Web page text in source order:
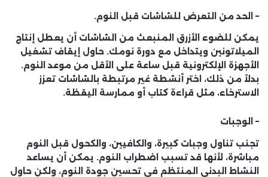
– الحد من التعرض للشاشات قبل النوم.
يمكن للضوء الأزرق المنبعث من الشاشات أن يعطل إنتاج
الميلاتونين ويتداخل مع دورة نومك. حاول إيقاف تشغيل
الأجهزة الإلكترونية قبل ساعة على الأقل من موعد النوم.
بدلاً من ذلك، اختر أنشطة غير مرتبطة بالشاشات تعزز
الاسترخاء، مثل قراءة كتاب أو ممارسة اليقظة.
– الوجبات
تجنب تناول وجبات كبيرة، والكافيين، والكحول قبل النوم
مباشرة، لأنها قد تسبب اضطراب النوم. يمكن أن يساعد
النشاط البدني المنتظم في تحسين جودة النوم، ولكن حاول